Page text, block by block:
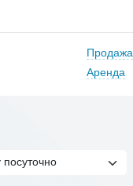
Продажа
Аренда